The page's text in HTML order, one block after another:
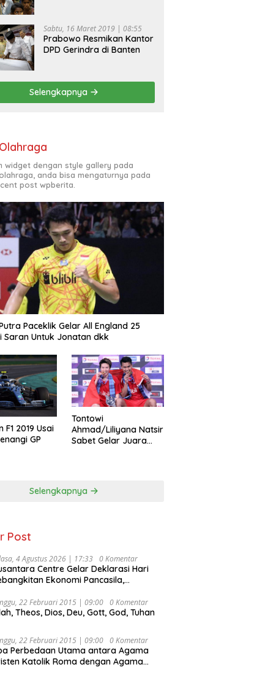
Sabtu, 16 Maret 2019 | 08:55
Prabowo Resmikan Kantor
DPD Gerindra di Banten
Selengkapnya
widget dengan style gallery pada
anda bisa mengaturnya pada
post wpberita.
Paceklik Gelar All England 25
Saran Untuk Jonatan dkk
F1 2019 Usai
GP
Tontowi
Ahmad/Liliyana Natsir
Sabet Gelar Juara
Selengkapnya
Post
4 Agustus 2026 | 17:33 0 Komentar
Centre Gelar Deklarasi Hari
Ekonomi Pancasila,
Anti Penjajahan
Ekonomi Politik Indonesia) &
Perekonomian Nasional dan
Sosial dalam Menata
Menuju Indonesia Emas 2045”,
22 Februari 2015 | 09:00 0 Komentar
Theos, Dios, Deu, Gott, God, Tuhan
22 Februari 2015 | 09:00 0 Komentar
Perbedaan Utama antara Agama
Katolik Roma dengan Agama